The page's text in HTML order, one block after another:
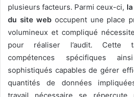
plusieurs facteurs. Parmi ceux-ci,
du site web occupent une place
volumineux et compliqué
pour réaliser l’audit. Cette
compétences spécifiques
sophistiqués capables de gérer
quantités de données